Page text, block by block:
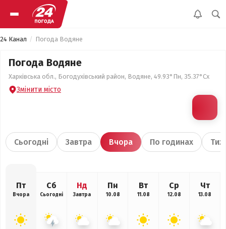
24 Канал Погода Водяне
Погода Водяне
Харківська обл., Богодухівський район, Водяне, 49.93°Пн, 35.37°Сх
Змінити місто
Сьогодні Завтра Вчора По годинах
Пт
Вчора
Сб
Сьогодні
Нд
Завтра
Пн
10.08
Вт
11.08
Ср
12.08
Чт
13.08